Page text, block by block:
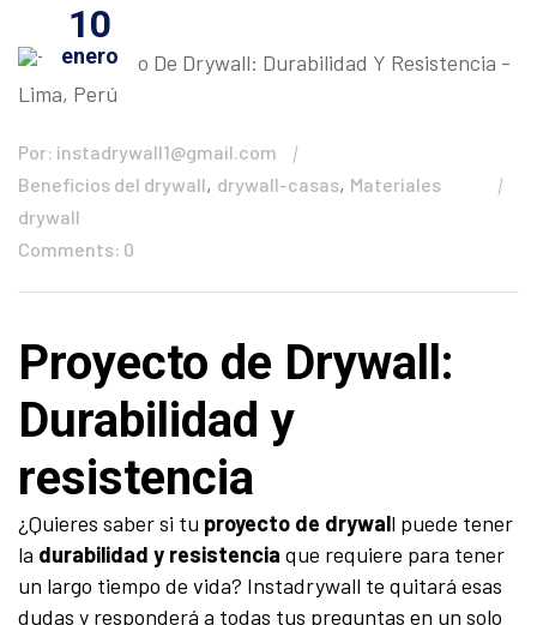
10
enero
Por: instadrywall1@gmail.com
Beneficios del drywall, drywall-casas, Materiales
drywall
Comments: 0
Proyecto de Drywall:
Durabilidad y
resistencia
¿Quieres saber si tu proyecto de drywall puede tener
la durabilidad y resistencia que requiere para tener
un largo tiempo de vida? Instadrywall te quitará esas
dudas y responderá a todas tus preguntas en un solo